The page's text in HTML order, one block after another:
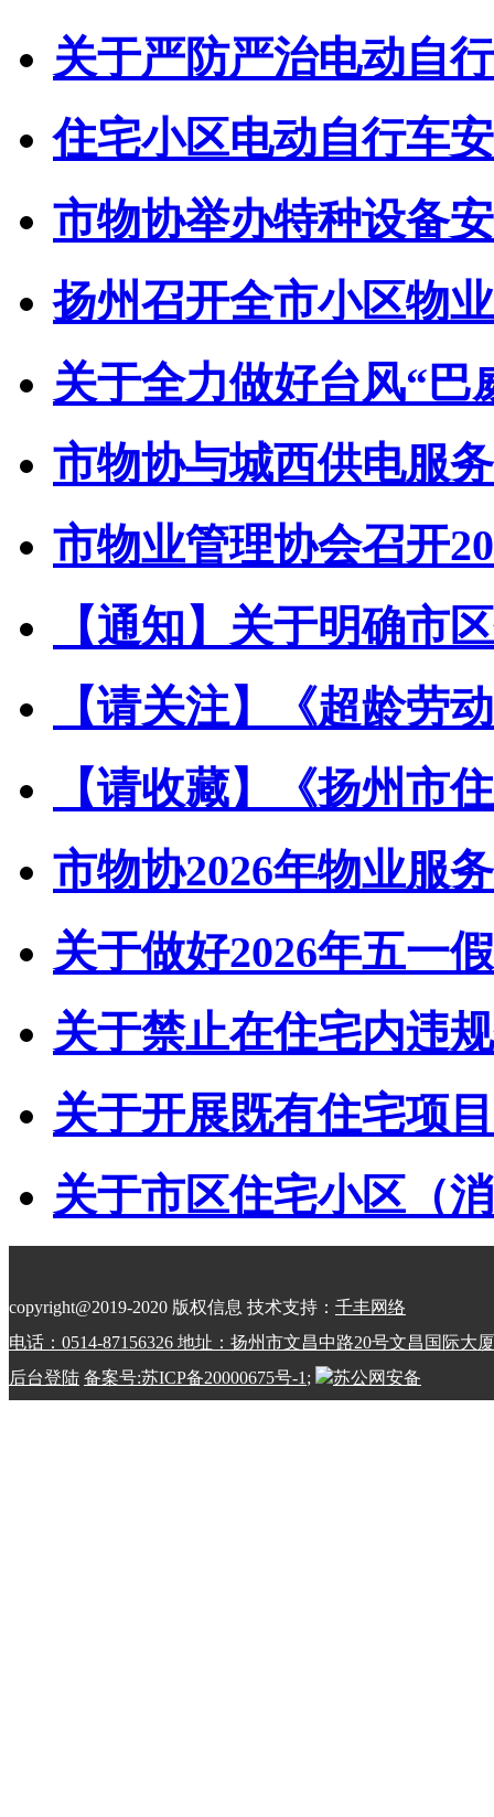
关于严防严治电动自
住宅小区电动自行车
市物协举办特种设备
扬州召开全市小区物
关于全力做好台风“巴
市物协与城西供电服
市物业管理协会召开
【通知】关于明确市
【请关注】《超龄劳
【请收藏】《扬州市
市物协2026年物业服
关于做好2026年五一
关于禁止在住宅内违
关于开展既有住宅项
关于市区住宅小区（
copyright@2019-2020 版权信息 技术支持： 千丰网络
电话：0514-87156326 地址：扬州市文昌中路20号文昌国际大厦
后台登陆 备案号:苏ICP备20000675号-1;
苏公网安备